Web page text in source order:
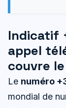
Indicatif
appel
couvre
Le numéro
mondial de